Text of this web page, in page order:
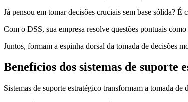
Já pensou em tomar decisões cruciais sem base sólida? É
Com o DSS, sua empresa resolve questões pontuais
Juntos, formam a espinha dorsal da tomada de decisões
Benefícios dos sistemas de suporte
Sistemas de suporte estratégico transformam a tomada